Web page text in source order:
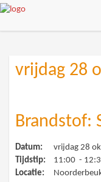
vrijdag 28
Brandstof:
Datum:
vrijdag 28
Tijdstip:
11:00 -
Locatie: